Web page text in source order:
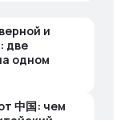
и
две
одном
中国: чем